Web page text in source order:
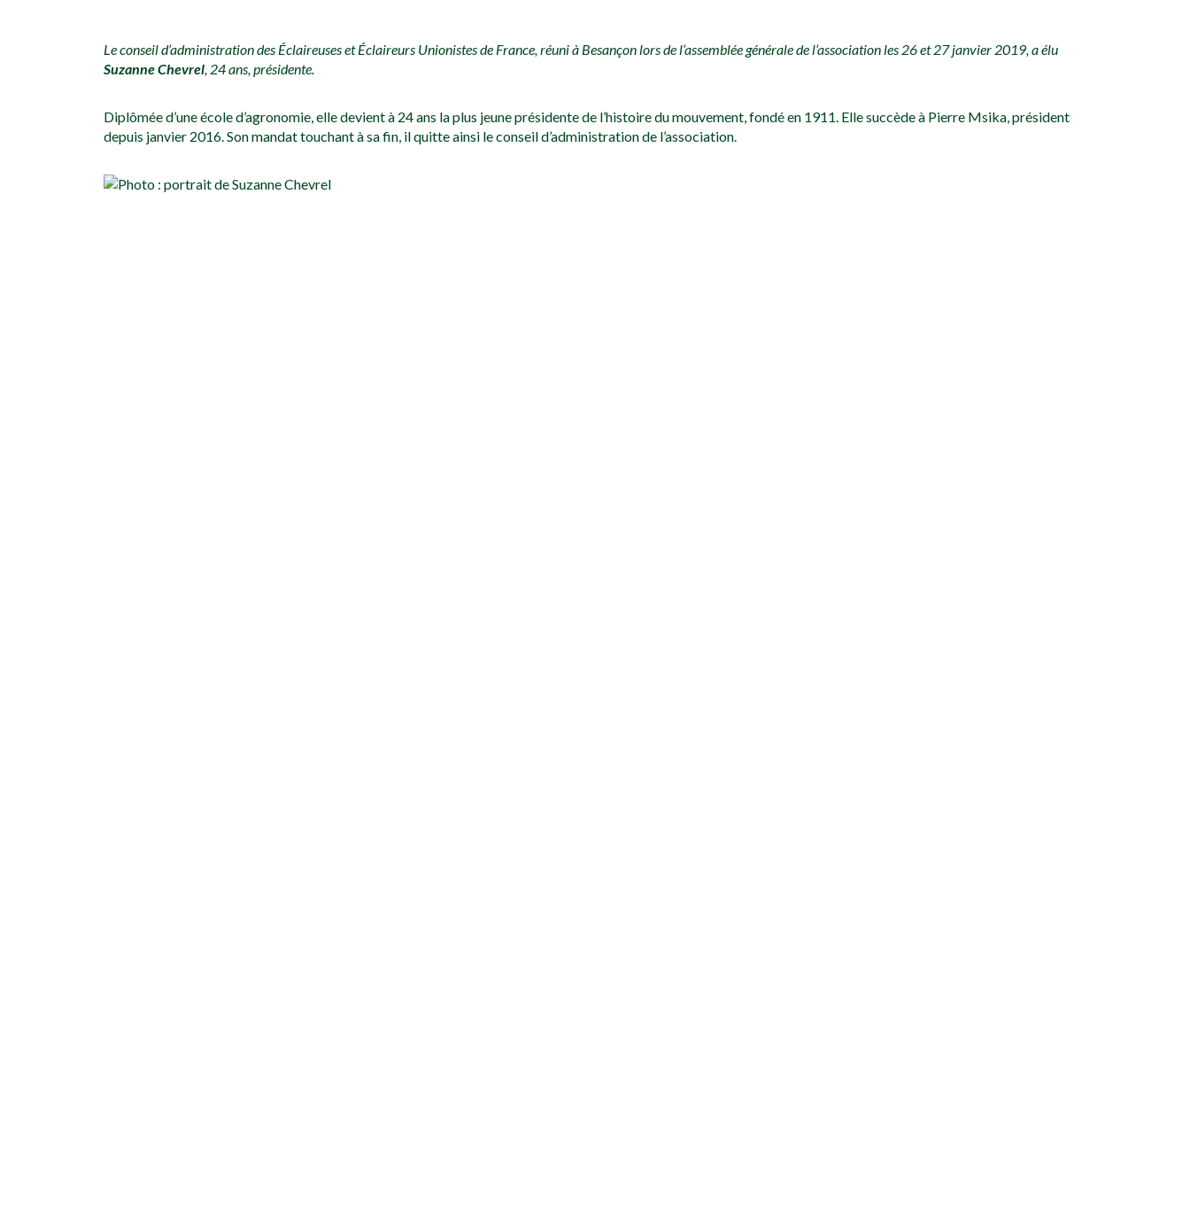
Le conseil d’administration des Éclaireuses et Éclaireurs Unionistes de France, réuni à Besançon lors de l’assemblée générale de l’association les 26 et 27 janvier 2019, a élu
Suzanne Chevrel, 24 ans, présidente.
Diplômée d’une école d’agronomie, elle devient à 24 ans la plus jeune présidente de l’histoire du mouvement, fondé en 1911. Elle succède à Pierre Msika, président
depuis janvier 2016. Son mandat touchant à sa fin, il quitte ainsi le conseil d’administration de l’association.